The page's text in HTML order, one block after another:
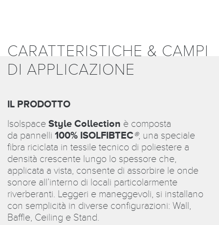
CARATTERISTICHE & CAMPI
DI APPLICAZIONE
IL PRODOTTO
Isolspace Style Collection è composta
da pannelli 100% ISOLFIBTEC®, una speciale
fibra riciclata in tessile tecnico di poliestere a
densità crescente lungo lo spessore che,
applicata a vista, consente di assorbire le onde
sonore all’interno di locali particolarmente
riverberanti. Leggeri e maneggevoli, si installano
con semplicità in diverse configurazioni: Wall,
Baffle, Ceiling e Stand.